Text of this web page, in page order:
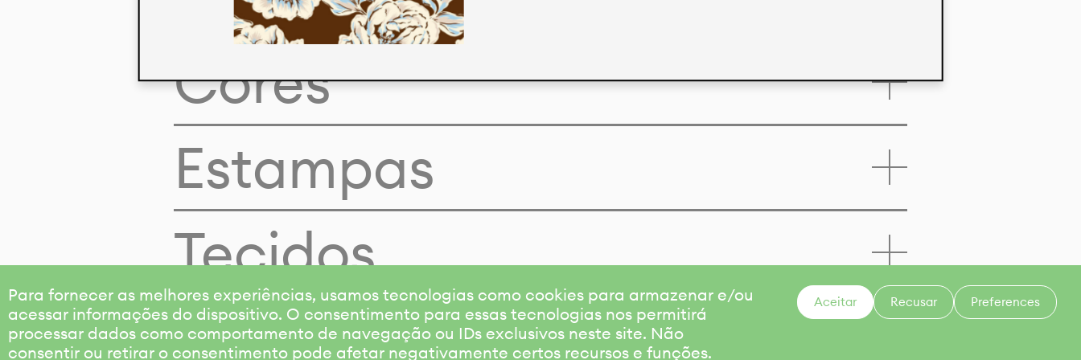
Para fornecer as melhores experiências, usamos tecnologias como cookies para armazenar e/ou
acessar informações do dispositivo. O consentimento para essas tecnologias nos permitirá
processar dados como comportamento de navegação ou IDs exclusivos neste site. Não
consentir ou retirar o consentimento pode afetar negativamente certos recursos e funções.
Aceitar Recusar Preferences
Cores
Estampas
Tecidos